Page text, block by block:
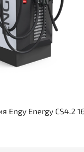
Engy Energy CS4.2